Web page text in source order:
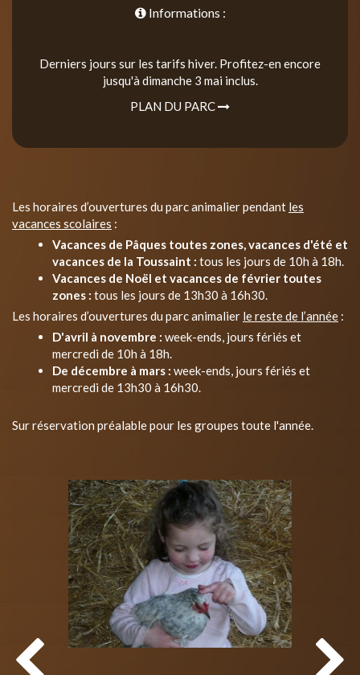
Informations :
Derniers jours sur les tarifs hiver. Profitez-en encore
jusqu'à dimanche 3 mai inclus.
PLAN DU PARC
Les horaires d’ouvertures du parc animalier pendant les
vacances scolaires :
Vacances de Pâques toutes zones, vacances d'été et
vacances de la Toussaint : tous les jours de 10h à 18h.
Vacances de Noël et vacances de février toutes
zones : tous les jours de 13h30 à 16h30.
Les horaires d’ouvertures du parc animalier le reste de l’année :
D'avril à novembre : week-ends, jours fériés et
mercredi de 10h à 18h.
De décembre à mars : week-ends, jours fériés et
mercredi de 13h30 à 16h30.
Sur réservation préalable pour les groupes toute l'année.